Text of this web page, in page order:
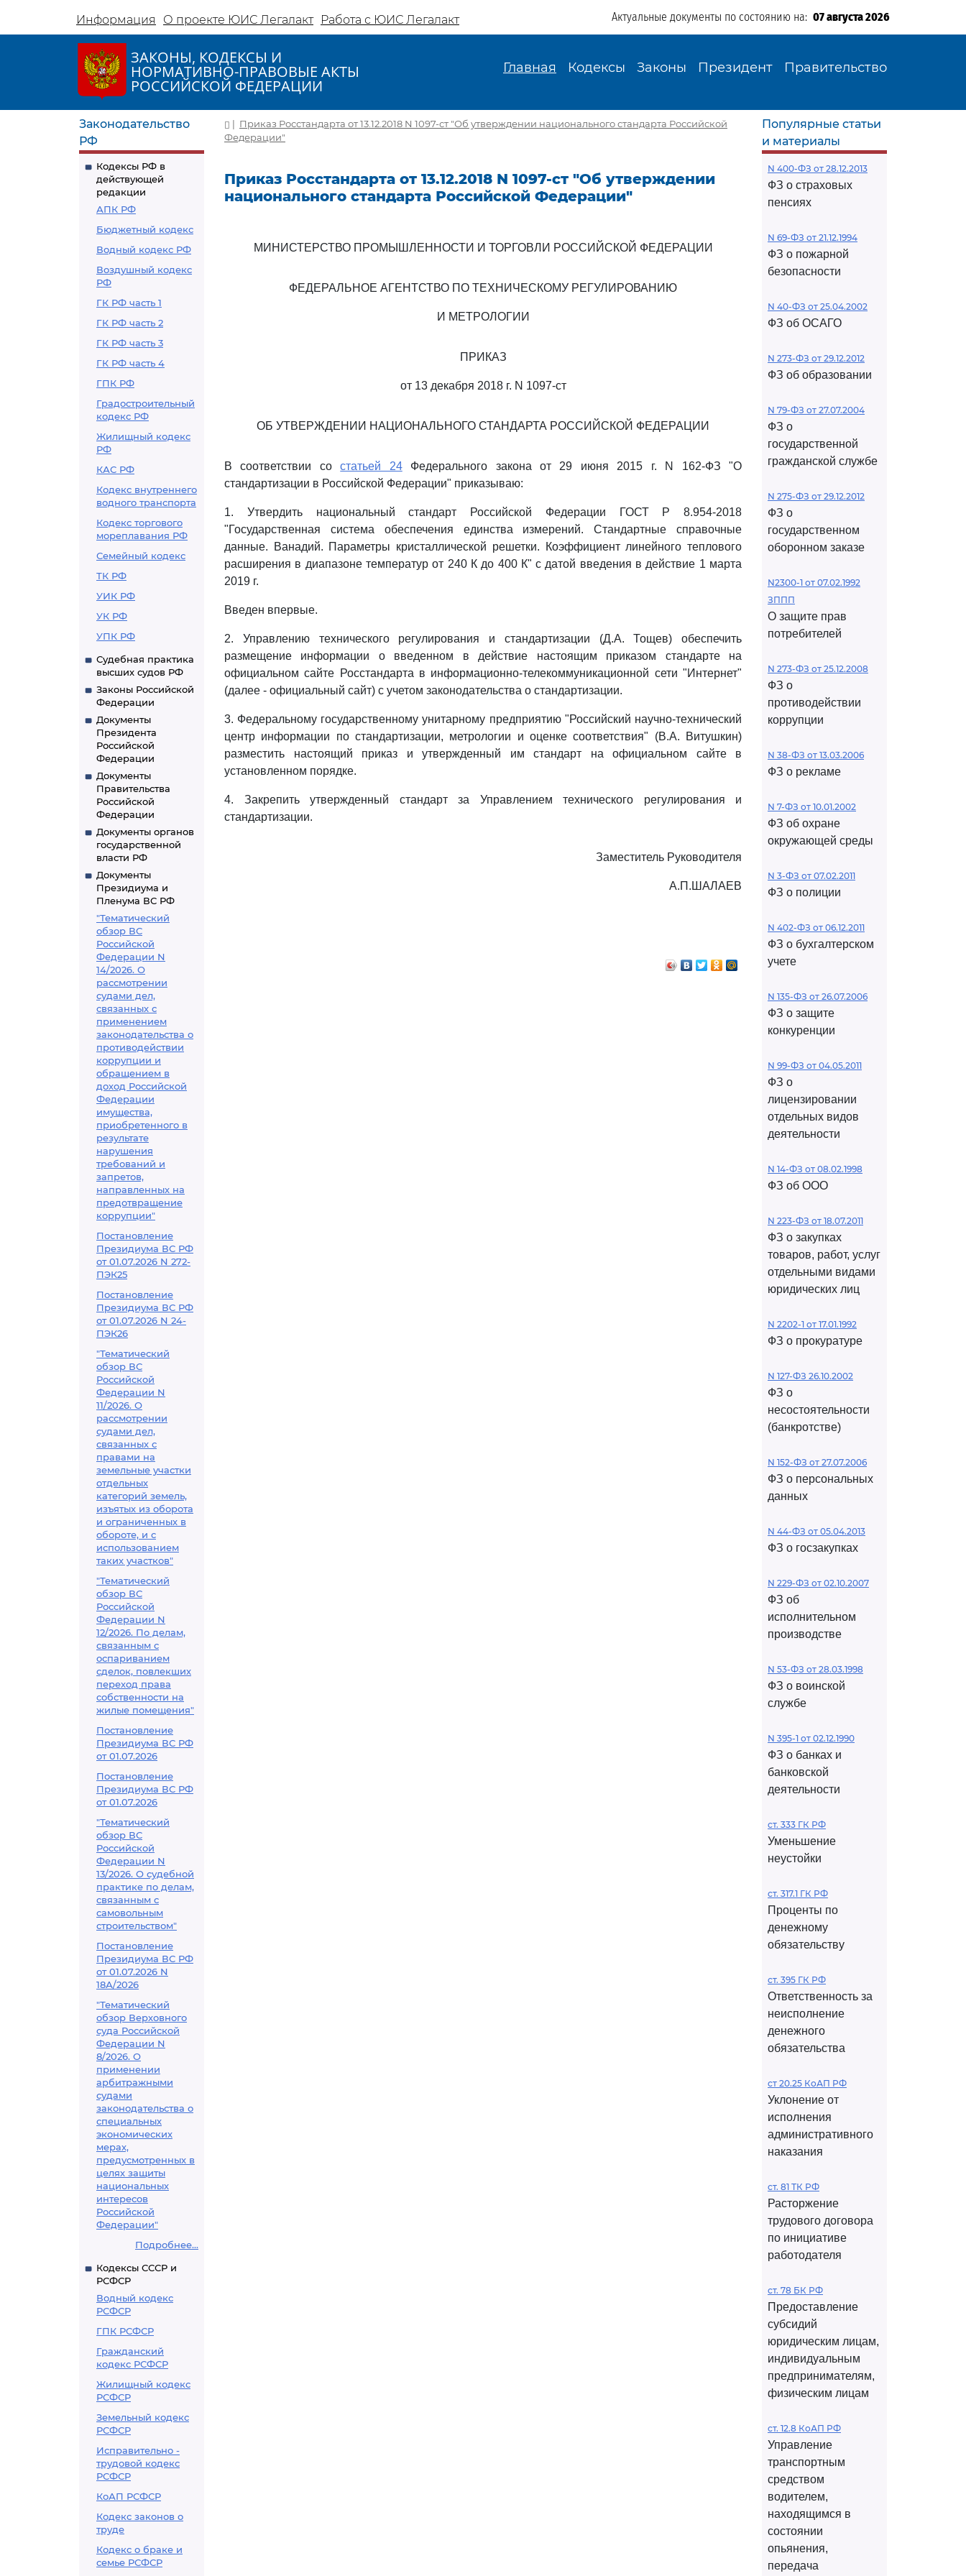
Информация О проекте ЮИС Легалакт Работа с ЮИС Легалакт Актуальные документы по состоянию на: 07 августа 2026
ЗАКОНЫ, КОДЕКСЫ И
НОРМАТИВНО-ПРАВОВЫЕ АКТЫ
РОССИЙСКОЙ ФЕДЕРАЦИИ
Главная Кодексы Законы Президент Правительство
Законодательство
РФ
Кодексы РФ в
действующей
редакции
АПК РФ
Бюджетный кодекс
Водный кодекс РФ
Воздушный кодекс
РФ
ГК РФ часть 1
ГК РФ часть 2
ГК РФ часть 3
ГК РФ часть 4
ГПК РФ
Градостроительный
кодекс РФ
Жилищный кодекс
РФ
КАС РФ
Кодекс внутреннего
водного транспорта
Кодекс торгового
мореплавания РФ
Семейный кодекс
ТК РФ
УИК РФ
УК РФ
УПК РФ
Судебная практика
высших судов РФ
Законы Российской
Федерации
Документы
Президента
Российской
Федерации
Документы
Правительства
Российской
Федерации
Документы органов
государственной
власти РФ
Документы
Президиума и
Пленума ВС РФ
"Тематический
обзор ВС
Российской
Федерации N
14/2026. О
рассмотрении
судами дел,
связанных с
применением
законодательства о
противодействии
коррупции и
обращением в
доход Российской
Федерации
имущества,
приобретенного в
результате
нарушения
требований и
запретов,
направленных на
предотвращение
коррупции"
Постановление
Президиума ВС РФ
от 01.07.2026 N 272-
ПЭК25
Постановление
Президиума ВС РФ
от 01.07.2026 N 24-
ПЭК26
"Тематический
обзор ВС
Российской
Федерации N
11/2026. О
рассмотрении
судами дел,
связанных с
правами на
земельные участки
отдельных
категорий земель,
изъятых из оборота
и ограниченных в
обороте, и с
использованием
таких участков"
"Тематический
обзор ВС
Российской
Федерации N
12/2026. По делам,
связанным с
оспариванием
сделок, повлекших
переход права
собственности на
жилые помещения"
Постановление
Президиума ВС РФ
от 01.07.2026
Постановление
Президиума ВС РФ
от 01.07.2026
"Тематический
обзор ВС
Российской
Федерации N
13/2026. О судебной
практике по делам,
связанным с
самовольным
строительством"
Постановление
Президиума ВС РФ
от 01.07.2026 N
18А/2026
"Тематический
обзор Верховного
суда Российской
Федерации N
8/2026. О
применении
арбитражными
судами
законодательства о
специальных
экономических
мерах,
предусмотренных в
целях защиты
национальных
интересов
Российской
Федерации"
Подробнее...
Кодексы СССР и
РСФСР
Водный кодекс
РСФСР
ГПК РСФСР
Гражданский
кодекс РСФСР
Жилищный кодекс
РСФСР
Земельный кодекс
РСФСР
Исправительно -
трудовой кодекс
РСФСР
КоАП РСФСР
Кодекс законов о
труде
Кодекс о браке и
семье РСФСР
| Приказ Росстандарта от 13.12.2018 N 1097-ст "Об утверждении национального стандарта Российской
Федерации"
Приказ Росстандарта от 13.12.2018 N 1097-ст "Об утверждении
национального стандарта Российской Федерации"
МИНИСТЕРСТВО ПРОМЫШЛЕННОСТИ И ТОРГОВЛИ РОССИЙСКОЙ ФЕДЕРАЦИИ
ФЕДЕРАЛЬНОЕ АГЕНТСТВО ПО ТЕХНИЧЕСКОМУ РЕГУЛИРОВАНИЮ
И МЕТРОЛОГИИ
ПРИКАЗ
от 13 декабря 2018 г. N 1097-ст
ОБ УТВЕРЖДЕНИИ НАЦИОНАЛЬНОГО СТАНДАРТА РОССИЙСКОЙ ФЕДЕРАЦИИ
В соответствии состатьей 24Федерального закона от 29 июня 2015 г. N 162-ФЗ "О
стандартизации в Российской Федерации" приказываю:
1. Утвердить национальный стандарт Российской Федерации ГОСТ Р 8.954-2018
"Государственная система обеспечения единства измерений. Стандартные справочные
данные. Ванадий. Параметры кристаллической решетки. Коэффициент линейного теплового
расширения в диапазоне температур от 240 К до 400 К" с датой введения в действие 1 марта
2019 г.
Введен впервые.
2. Управлению технического регулирования и стандартизации (Д.А. Тощев) обеспечить
размещение информации о введенном в действие настоящим приказом стандарте на
официальном сайте Росстандарта в информационно-телекоммуникационной сети "Интернет"
(далее - официальный сайт) с учетом законодательства о стандартизации.
3. Федеральному государственному унитарному предприятию "Российский научно-технический
центр информации по стандартизации, метрологии и оценке соответствия" (В.А. Витушкин)
разместить настоящий приказ и утвержденный им стандарт на официальном сайте в
установленном порядке.
4. Закрепить утвержденный стандарт за Управлением технического регулирования и
стандартизации.
Заместитель Руководителя
А.П.ШАЛАЕВ
Популярные статьи
и материалы
N 400-ФЗ от 28.12.2013
ФЗ о страховых
пенсиях
N 69-ФЗ от 21.12.1994
ФЗ о пожарной
безопасности
N 40-ФЗ от 25.04.2002
ФЗ об ОСАГО
N 273-ФЗ от 29.12.2012
ФЗ об образовании
N 79-ФЗ от 27.07.2004
ФЗ о
государственной
гражданской службе
N 275-ФЗ от 29.12.2012
ФЗ о
государственном
оборонном заказе
N2300-1 от 07.02.1992
ЗППП
О защите прав
потребителей
N 273-ФЗ от 25.12.2008
ФЗ о
противодействии
коррупции
N 38-ФЗ от 13.03.2006
ФЗ о рекламе
N 7-ФЗ от 10.01.2002
ФЗ об охране
окружающей среды
N 3-ФЗ от 07.02.2011
ФЗ о полиции
N 402-ФЗ от 06.12.2011
ФЗ о бухгалтерском
учете
N 135-ФЗ от 26.07.2006
ФЗ о защите
конкуренции
N 99-ФЗ от 04.05.2011
ФЗ о
лицензировании
отдельных видов
деятельности
N 14-ФЗ от 08.02.1998
ФЗ об ООО
N 223-ФЗ от 18.07.2011
ФЗ о закупках
товаров, работ, услуг
отдельными видами
юридических лиц
N 2202-1 от 17.01.1992
ФЗ о прокуратуре
N 127-ФЗ 26.10.2002
ФЗ о
несостоятельности
(банкротстве)
N 152-ФЗ от 27.07.2006
ФЗ о персональных
данных
N 44-ФЗ от 05.04.2013
ФЗ о госзакупках
N 229-ФЗ от 02.10.2007
ФЗ об
исполнительном
производстве
N 53-ФЗ от 28.03.1998
ФЗ о воинской
службе
N 395-1 от 02.12.1990
ФЗ о банках и
банковской
деятельности
ст. 333 ГК РФ
Уменьшение
неустойки
ст. 317.1 ГК РФ
Проценты по
денежному
обязательству
ст. 395 ГК РФ
Ответственность за
неисполнение
денежного
обязательства
ст 20.25 КоАП РФ
Уклонение от
исполнения
административного
наказания
ст. 81 ТК РФ
Расторжение
трудового договора
по инициативе
работодателя
ст. 78 БК РФ
Предоставление
субсидий
юридическим лицам,
индивидуальным
предпринимателям,
физическим лицам
ст. 12.8 КоАП РФ
Управление
транспортным
средством
водителем,
находящимся в
состоянии
опьянения,
передача